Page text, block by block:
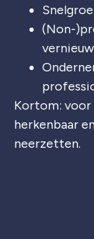
(Non-
Kortom: voor
herkenbaar
neerzetten.